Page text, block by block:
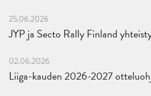
25.06.2026
JYP ja Secto Rally Finland
02.06.2026
Liiga-kauden 2026-2027